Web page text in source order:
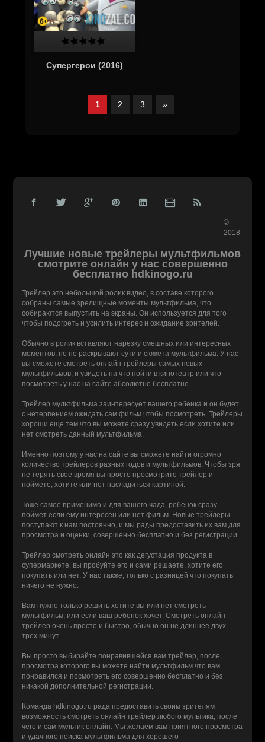
Супергерои (2016)
1 2 3 »
©
2018
Лучшие новые трейлеры мультфильмов
смотрите онлайн у нас совершенно
бесплатно hdkinogo.ru
Трейлер это небольшой ролик видео, в составе которого
собраны самые зрелищные моменты мультфильма, что
собираются выпустить на экраны. Он используется для того
чтобы подогреть и усилить интерес и ожидание зрителей.
Обычно в ролик вставляют нарезку смешных или интересных
моментов, но не раскрывают сути и сюжета мультфильма. У нас
вы сможете смотреть онлайн трейлеры самых новых
мультфильмов, и увидеть на что пойти в кинотеатр или что
посмотреть у нас на сайте абсолютно бесплатно.
Трейлер мультфильма заинтересует вашего ребенка и он будет
с нетерпением ожидать сам фильм чтобы посмотреть. Трейлеры
хороши еще тем что вы можете сразу увидеть если хотите или
нет смотреть данный мультфильма.
Именно поэтому у нас на сайте вы сможете найти огромно
количество трейлеров разных годов и мультфильмов. Чтобы зря
не терять свое время вы просто просмотрите трейлер и
поймете, хотите или нет насладиться картиной.
Тоже самое применимо и для вашего чада, ребенок сразу
поймет если ему интересен или нет фильм. Новые трейлеры
поступают к нам постоянно, и мы рады предоставить их вам для
просмотра и оценки, совершенно бесплатно и без регистрации.
Трейлер смотреть онлайн это как дегустация продукта в
супермаркете, вы пробуйте его и сами решаете, хотите его
покупать или нет. У нас также, только с разницей что покупать
ничего не нужно.
Вам нужно только решить хотите вы или нет смотреть
мультфильм, или если ваш ребенок хочет. Смотреть онлайн
трейлер очень просто и быстро, обычно он не длиннее двух
трех минут.
Вы просто выбирайте понравившейся вам трейлер, после
просмотра которого вы можете найти мультфильм что вам
понравился и посмотреть его совершенно бесплатно и без
никакой дополнительной регистрации.
Команда hdkinogo.ru рада предоставить своим зрителям
возможность смотреть онлайн трейлер любого мультика, после
чего и сам мультик онлайн. Мы желаем вам приятного просмотра
и удачного поиска мультфильма для хорошего